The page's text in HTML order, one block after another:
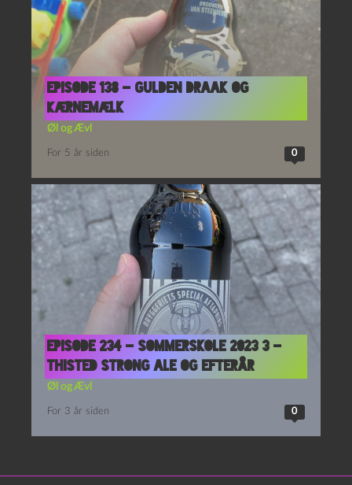
Episode 138 – Gulden Draak og
Kærnemælk
Øl og Ævl
For 5 år siden 0
Episode 234 – Sommerskole 2023 3 –
Thisted Strong Ale og Efterår
Øl og Ævl
For 3 år siden 0